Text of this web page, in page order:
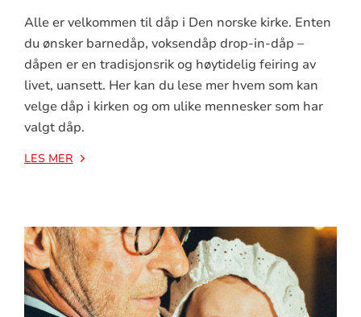
Alle er velkommen til dåp i Den norske kirke. Enten
du ønsker barnedåp, voksendåp drop-in-dåp –
dåpen er en tradisjonsrik og høytidelig feiring av
livet, uansett. Her kan du lese mer hvem som kan
velge dåp i kirken og om ulike mennesker som har
valgt dåp.
LES MER